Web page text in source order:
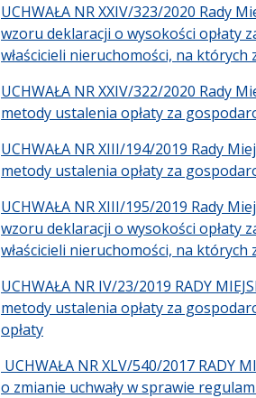
UCHWAŁA NR XXIV/323/2020 Rady
wzoru deklaracji o wysokości opłaty
właścicieli nieruchomości, na
UCHWAŁA NR XXIV/322/2020 Rady
metody ustalenia opłaty za
UCHWAŁA NR XIII/194/2019 Rady
metody ustalenia opłaty za
UCHWAŁA NR XIII/195/2019 Rady
wzoru deklaracji o wysokości opłaty
właścicieli nieruchomości, na
UCHWAŁA NR IV/23/2019 RADY
metody ustalenia opłaty za
opłaty
UCHWAŁA NR XLV/540/2017 RADY
o zmianie uchwały w sprawie